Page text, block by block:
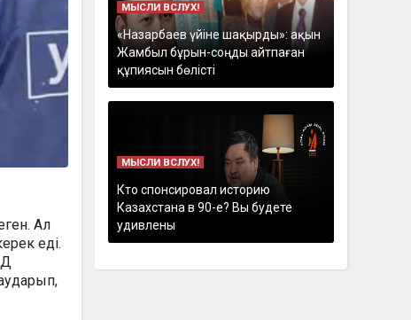
Ал
еді.
МЫСЛИ ВСЛУХ!
«Назарбаев үйіне шақырды»: ақын
Жамбыл бұрын-соңды айтпаған
құпиясын бөлісті
МЫСЛИ ВСЛУХ!
Кто спонсировал историю
Казахстана в 90-е? Вы будете
удивлены